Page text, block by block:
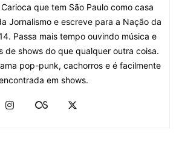
Carioca que tem São Paulo como casa
Jornalismo e escreve para a Nação da
Passa mais tempo ouvindo música e
de shows do que qualquer outra coisa.
pop-punk, cachorros e é facilmente
em shows.